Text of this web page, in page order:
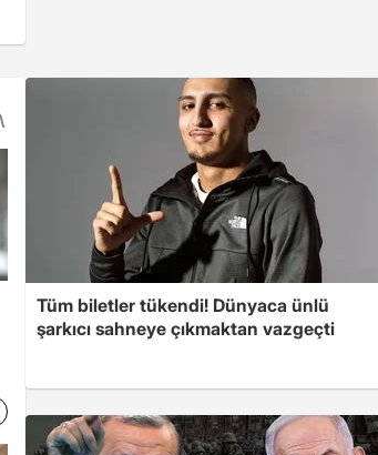
Tüm biletler tükendi! Dünyaca ünlü
şarkıcı sahneye çıkmaktan vazgeçti